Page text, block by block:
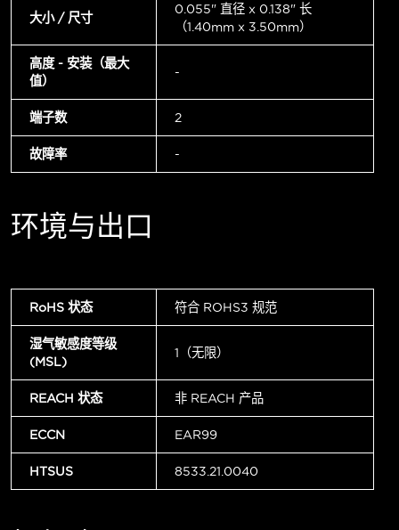
大小 / 尺寸
0.055" 直径 x 0.138" 长
（1.40mm x 3.50mm）
高度 - 安装（最大
值）
-
端子数 2
故障率 -
环境与出口
RoHS 状态 符合 ROHS3 规范
湿气敏感度等级
(MSL)
1（无限）
REACH 状态 非 REACH 产品
ECCN EAR99
HTSUS 8533.21.0040